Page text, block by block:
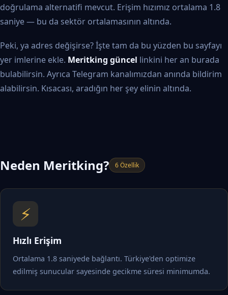
doğrulama alternatifi mevcut. Erişim hızımız ortalama 1.8
saniye — bu da sektör ortalamasının altında.
Peki, ya adres değişirse? İşte tam da bu yüzden bu sayfayı
yer imlerine ekle. Meritking güncel linkini her an burada
bulabilirsin. Ayrıca Telegram kanalımızdan anında bildirim
alabilirsin. Kısacası, aradığın her şey elinin altında.
Neden Meritking? 6 Özellik
⚡
Hızlı Erişim
Ortalama 1.8 saniyede bağlantı. Türkiye'den optimize
edilmiş sunucular sayesinde gecikme süresi minimumda.